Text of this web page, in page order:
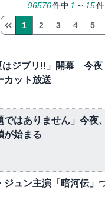
96576件中 1 ～ 15
1 2 3 4 5
ジブリ!!」開幕 今夜
カット放送
ではありません」今
始まる
ジュン主演「暗河伝